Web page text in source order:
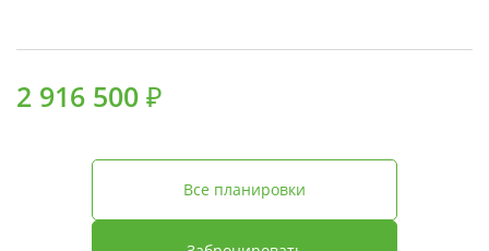
2 916 500 ₽
Все планировки